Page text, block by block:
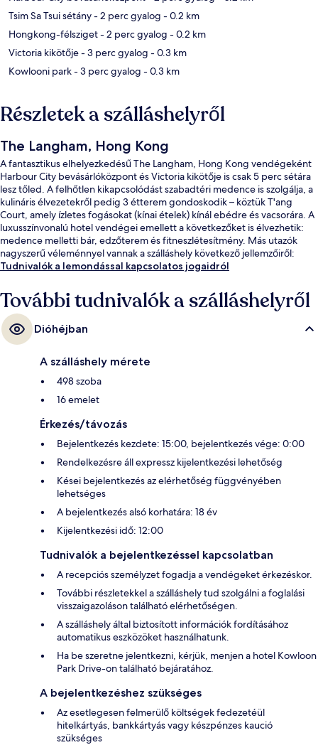
Tsim Sa Tsui sétány- 2 perc gyalog - 0.2 km
Hongkong-félsziget- 2 perc gyalog - 0.2 km
Victoria kikötője- 3 perc gyalog - 0.3 km
Kowlooni park- 3 perc gyalog - 0.3 km
Részletek a szálláshelyről
The Langham, Hong Kong
A fantasztikus elhelyezkedésű The Langham, Hong Kong vendégeként
Harbour City bevásárlóközpont és Victoria kikötője is csak 5 perc sétára
lesz tőled. A felhőtlen kikapcsolódást szabadtéri medence is szolgálja, a
kulináris élvezetekről pedig 3 étterem gondoskodik – köztük T'ang
Court, amely ízletes fogásokat (kínai ételek) kínál ebédre és vacsorára. A
luxusszínvonalú hotel vendégei emellett a következőket is élvezhetik:
medence melletti bár, edzőterem és fitneszlétesítmény. Más utazók
nagyszerű véleménnyel vannak a szálláshely következő jellemzőiről:
segítőkész személyzet és elhelyezkedés.
Tudnivalók a lemondással kapcsolatos jogaidról
További tudnivalók a szálláshelyről
Dióhéjban
A szálláshely mérete
498 szoba
16 emelet
Érkezés/távozás
Bejelentkezés kezdete: 15:00, bejelentkezés vége: 0:00
Rendelkezésre áll expressz kijelentkezési lehetőség
Kései bejelentkezés az elérhetőség függvényében
lehetséges
A bejelentkezés alsó korhatára: 18 év
Kijelentkezési idő: 12:00
Tudnivalók a bejelentkezéssel kapcsolatban
A recepciós személyzet fogadja a vendégeket érkezéskor.
További részletekkel a szálláshely tud szolgálni a foglalási
visszaigazoláson található elérhetőségen.
A szálláshely által biztosított információk fordításához
automatikus eszközöket használhatunk.
Ha be szeretne jelentkezni, kérjük, menjen a hotel Kowloon
Park Drive-on található bejáratához.
A bejelentkezéshez szükséges
Az esetlegesen felmerülő költségek fedezetéül
hitelkártyás, bankkártyás vagy készpénzes kaució
szükséges